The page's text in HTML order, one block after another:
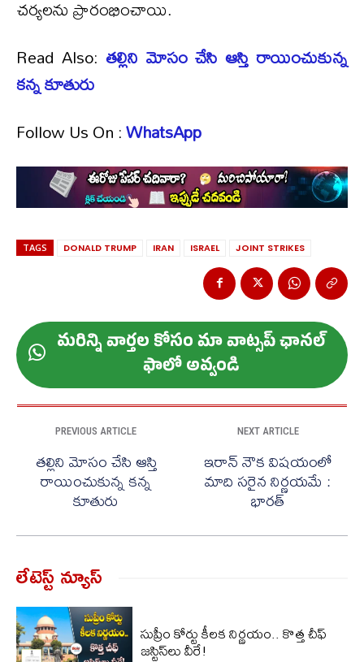
చర్యలను ప్రారంభించాయి.
Read Also: తల్లిని మోసం చేసి ఆస్తి రాయించుకున్న
కన్న కూతురు
Follow Us On :WhatsApp
TAGS DONALD TRUMP IRAN ISRAEL JOINT STRIKES
మ‌రిన్ని వార్త‌ల కోసం మా వాట్స‌ప్ ఛాన‌ల్
ఫాలో అవ్వండి
PREVIOUS ARTICLE
తల్లిని మోసం చేసి ఆస్తి
రాయించుకున్న కన్న
కూతురు
NEXT ARTICLE
ఇరాన్ నౌక విషయంలో
మాది సరైన నిర్ణయమే :
భారత్
లేటెస్ట్ న్యూస్‌
సుప్రీం కోర్టు కీలక నిర్ణయం.. కొత్త చీఫ్
జస్టిస్‌లు వీరే!